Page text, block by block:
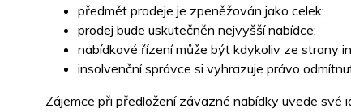
předmět prodeje je zpeněžován jako celek;
prodej bude uskutečněn nejvyšší nabídce;
nabídkové řízení může být kdykoliv ze strany
insolvenční správce si vyhrazuje právo
Zájemce při předložení závazné nabídky uvede své